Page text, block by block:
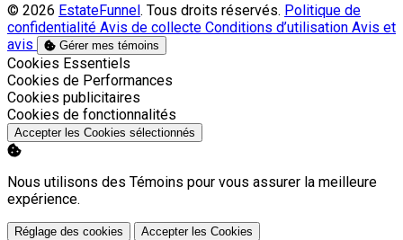
© 2026 EstateFunnel . Tous droits réservés. Politique de
confidentialité Avis de collecte Conditions d’utilisation Avis et
avis
Gérer mes témoins
Activer
Cookies Essentiels
Activer
Cookies de Performances
Activer
Cookies publicitaires
Activer
Cookies de fonctionnalités
Accepter les Cookies sélectionnés
Nous utilisons des Témoins pour vous assurer la meilleure
expérience.
Réglage des cookies Accepter les Cookies